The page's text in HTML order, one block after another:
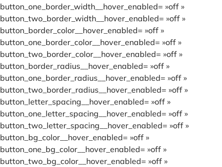
button_one_border_width__hover_enabled= »off »
button_two_border_width__hover_enabled= »off »
button_border_color__hover_enabled= »off »
button_one_border_color__hover_enabled= »off »
button_two_border_color__hover_enabled= »off »
button_border_radius__hover_enabled= »off »
button_one_border_radius__hover_enabled= »off »
button_two_border_radius__hover_enabled= »off »
button_letter_spacing__hover_enabled= »off »
button_one_letter_spacing__hover_enabled= »off »
button_two_letter_spacing__hover_enabled= »off »
button_bg_color__hover_enabled= »off »
button_one_bg_color__hover_enabled= »off »
button_two_bg_color__hover_enabled= »off »